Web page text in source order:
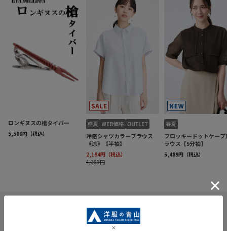
INFORMATION